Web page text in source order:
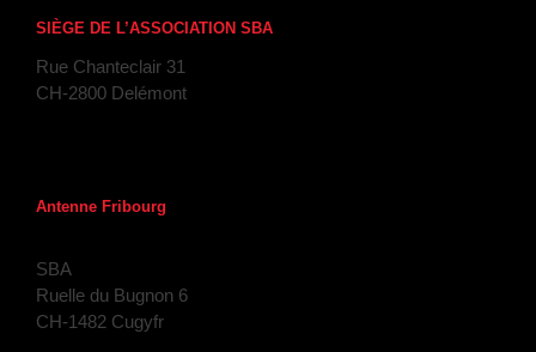
SIÈGE DE L’ASSOCIATION SBA
Rue Chanteclair 31
CH-2800 Delémont
Antenne Fribourg
SBA
Ruelle du Bugnon 6
CH-1482 Cugyfr